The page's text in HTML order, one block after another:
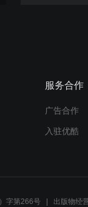
服务合作
广告合作
入驻优酷
字第266号 出版物经